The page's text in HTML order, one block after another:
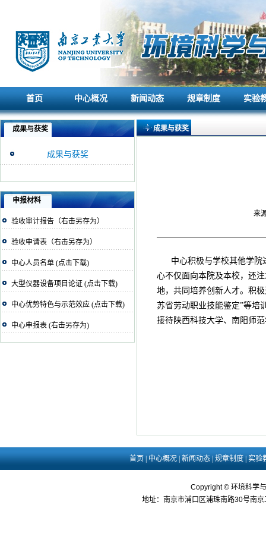
首页
首页
中心概况 新闻动态
新闻动态
规章制度
规章制度
实验
实验
成果与获奖
成果与获奖
申报材料
验收审计报告（右击另存为）
验收申请表（右击另存为）
中心人员名单 (点击下载)
大型仪器设备项目论证 (点击下载)
中心优势特色与示范效应 (点击下载)
中心申报表 (右击另存为)
成果与获奖
来
中心积极与学校其他学
心不仅面向本院及本校，还
地，共同培养创新人才。积
苏省劳动职业技能鉴定”等培
接待陕西科技大学、南阳师
首页|中心概况|新闻动态|规章制度|实验
Copyright © 环境科学
地址：南京市浦口区浦珠南路30号南